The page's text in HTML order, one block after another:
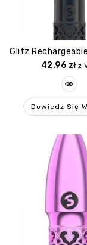
42.96 zł z
Dowiedz Się